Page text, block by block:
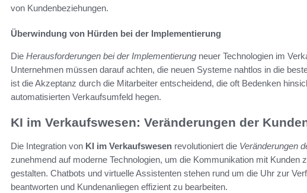
von Kundenbeziehungen.
Überwindung von Hürden bei der Implementierung
Die Herausforderungen bei der Implementierung neuer Technologien im
Unternehmen müssen darauf achten, die neuen Systeme nahtlos in die
ist die Akzeptanz durch die Mitarbeiter entscheidend, die oft Bedenken
automatisierten Verkaufsumfeld hegen.
KI im Verkaufswesen: Veränderungen der
Die Integration von KI im Verkaufswesen revolutioniert die Veränderungen
zunehmend auf moderne Technologien, um die Kommunikation mit Kunden
gestalten. Chatbots und virtuelle Assistenten stehen rund um die Uhr zur
beantworten und Kundenanliegen effizient zu bearbeiten.